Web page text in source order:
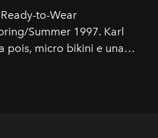
to-Wear
Summer 1997. Karl
pois, micro bikini e una
l'altra. Trent'anni dopo,